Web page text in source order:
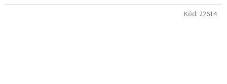
Kód: 22614